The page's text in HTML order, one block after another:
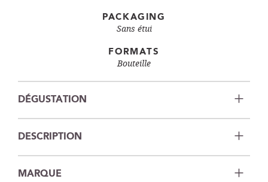
PACKAGING
Sans étui
FORMATS
Bouteille
DÉGUSTATION
DESCRIPTION
MARQUE